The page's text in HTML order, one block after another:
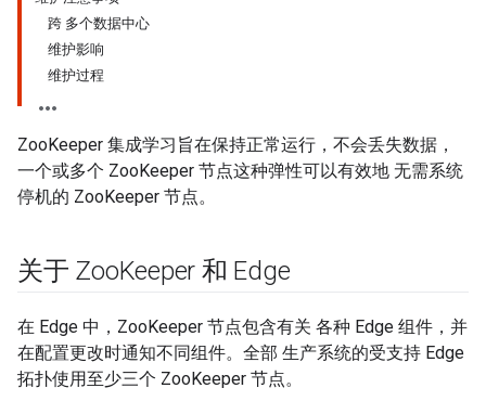
跨 多个数据中心
维护影响
维护过程
ZooKeeper 集成学习旨在保持正常运行，不会丢失数据，
一个或多个 ZooKeeper 节点这种弹性可以有效地 无需系统
停机的 ZooKeeper 节点。
关于 ZooKeeper 和 Edge
在 Edge 中，ZooKeeper 节点包含有关 各种 Edge 组件，并
在配置更改时通知不同组件。全部 生产系统的受支持 Edge
拓扑使用至少三个 ZooKeeper 节点。